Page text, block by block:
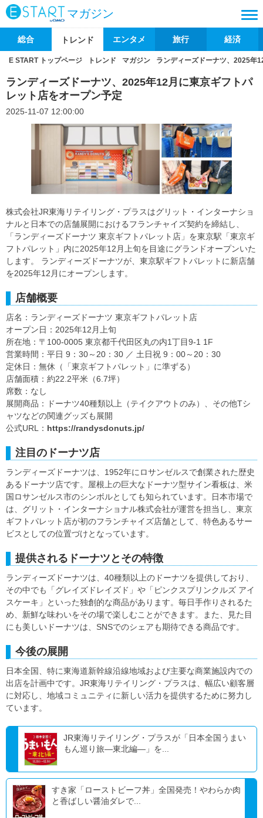
マガジン
総合 トレンド エンタメ 旅行 経済
E START トップページ トレンド マガジン ランディーズドーナツ、2025年
ランディーズドーナツ、2025年12月に東京ギフトパ
レット店をオープン予定
2025-11-07 12:00:00
株式会社JR東海リテイリング・プラスはグリット・インターナショ
ナルと日本での店舗展開におけるフランチャイズ契約を締結し、
「ランディーズドーナツ 東京ギフトパレット店」を東京駅「東京ギ
フトパレット」内に2025年12月上旬を目途にグランドオープンいた
します。 ランディーズドーナツが、東京駅ギフトパレットに新店舗
を2025年12月にオープンします。
店舗概要
店名：ランディーズドーナツ 東京ギフトパレット店
オープン日：2025年12月上旬
所在地：〒100-0005 東京都千代田区丸の内1丁目9-1 1F
営業時間：平日 9：30～20：30 ／ 土日祝 9：00～20：30
定休日：無休（「東京ギフトパレット」に準ずる）
店舗面積：約22.2平米（6.7坪）
席数：なし
展開商品：ドーナツ40種類以上（テイクアウトのみ）、その他Tシ
ャツなどの関連グッズも展開
公式URL： https://randysdonuts.jp/
注目のドーナツ店
ランディーズドーナツは、1952年にロサンゼルスで創業された歴史
あるドーナツ店です。屋根上の巨大なドーナツ型サイン看板は、米
国ロサンゼルス市のシンボルとしても知られています。日本市場で
は、グリット・インターナショナル株式会社が運営を担当し、東京
ギフトパレット店が初のフランチャイズ店舗として、特色あるサー
ビスとしての位置づけとなっています。
提供されるドーナツとその特徴
ランディーズドーナツは、40種類以上のドーナツを提供しており、
その中でも「グレイズドレイズド」や「ピンクスプリンクルズ アイ
スケーキ」といった独創的な商品があります。毎日手作りされるた
め、新鮮な味わいをその場で楽しむことができます。また、見た目
にも美しいドーナツは、SNSでのシェアも期待できる商品です。
今後の展開
日本全国、特に東海道新幹線沿線地域および主要な商業施設内での
出店を計画中です。JR東海リテイリング・プラスは、幅広い顧客層
に対応し、地域コミュニティに新しい活力を提供するために努力し
ています。
JR東海リテイリング・プラスが「日本全国うまい
もん巡り旅―東北編―」を...
すき家「ローストビーフ丼」全国発売！やわらか肉
と香ばしい醤油ダレで...